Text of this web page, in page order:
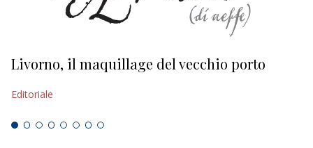
Livorno, il maquillage del vecchio porto
Editoriale